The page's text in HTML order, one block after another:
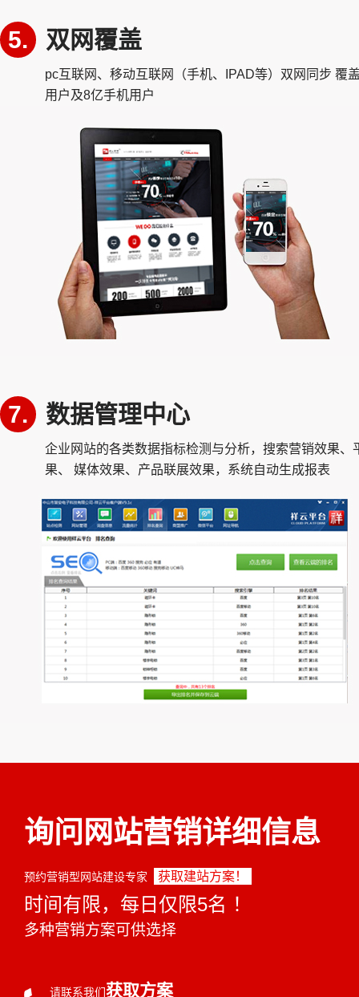
5. 双网覆盖
pc互联网、移动互联网（手机、IPAD等）双网同步 覆
用户及8亿手机用户
7. 数据管理中心
企业网站的各类数据指标检测与分析，搜索营销效果、
果、 媒体效果、产品联展效果，系统自动生成报表
询问网站营销详细信息
预约营销型网站建设专家 获取建站方案！
时间有限，每日仅限5名 ！
多种营销方案可供选择
请联系我们获取方案